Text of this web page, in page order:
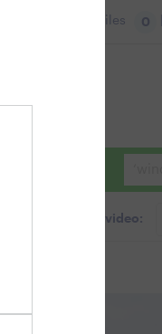
Files 0
Zoeken in foto & video: